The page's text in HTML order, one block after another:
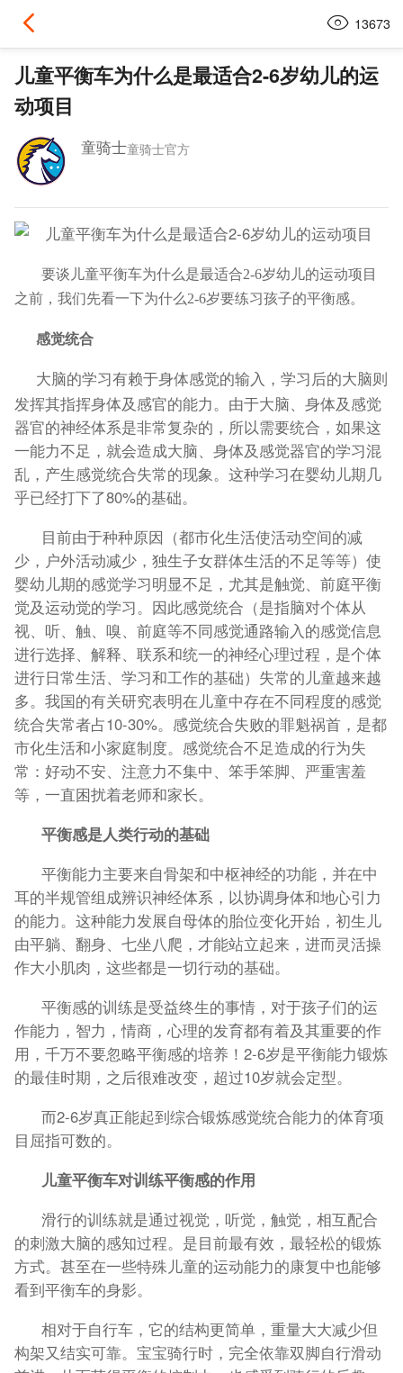
13673
儿童平衡车为什么是最适合2-6岁幼儿的运
动项目
童骑士童骑士官方
要谈儿童平衡车为什么是最适合2-6岁幼儿的运动项目
之前，我们先看一下为什么2-6岁要练习孩子的平衡感。
感觉统合
大脑的学习有赖于身体感觉的输入，学习后的大脑则
发挥其指挥身体及感官的能力。由于大脑、身体及感觉
器官的神经体系是非常复杂的，所以需要统合，如果这
一能力不足，就会造成大脑、身体及感觉器官的学习混
乱，产生感觉统合失常的现象。这种学习在婴幼儿期几
乎已经打下了80%的基础。
目前由于种种原因（都市化生活使活动空间的减
少，户外活动减少，独生子女群体生活的不足等等）使
婴幼儿期的感觉学习明显不足，尤其是触觉、前庭平衡
觉及运动觉的学习。因此感觉统合（是指脑对个体从
视、听、触、嗅、前庭等不同感觉通路输入的感觉信息
进行选择、解释、联系和统一的神经心理过程，是个体
进行日常生活、学习和工作的基础）失常的儿童越来越
多。我国的有关研究表明在儿童中存在不同程度的感觉
统合失常者占10-30%。感觉统合失败的罪魁祸首，是都
市化生活和小家庭制度。感觉统合不足造成的行为失
常：好动不安、注意力不集中、笨手笨脚、严重害羞
等，一直困扰着老师和家长。
平衡感是人类行动的基础
平衡能力主要来自骨架和中枢神经的功能，并在中
耳的半规管组成辨识神经体系，以协调身体和地心引力
的能力。这种能力发展自母体的胎位变化开始，初生儿
由平躺、翻身、七坐八爬，才能站立起来，进而灵活操
作大小肌肉，这些都是一切行动的基础。
平衡感的训练是受益终生的事情，对于孩子们的运
作能力，智力，情商，心理的发育都有着及其重要的作
用，千万不要忽略平衡感的培养！2-6岁是平衡能力锻炼
的最佳时期，之后很难改变，超过10岁就会定型。
而2-6岁真正能起到综合锻炼感觉统合能力的体育项
目屈指可数的。
儿童平衡车对训练平衡感的作用
滑行的训练就是通过视觉，听觉，触觉，相互配合
的刺激大脑的感知过程。是目前最有效，最轻松的锻炼
方式。甚至在一些特殊儿童的运动能力的康复中也能够
看到平衡车的身影。
相对于自行车，它的结构更简单，重量大大减少但
构架又结实可靠。宝宝骑行时，完全依靠双脚自行滑动